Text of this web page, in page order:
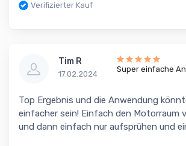
Verifizierter Kauf
Tim R
17.02.2024
Super einfache
Top Ergebnis und die Anwendung
einfacher sein! Einfach den Motorraum
und dann einfach nur aufsprühen und